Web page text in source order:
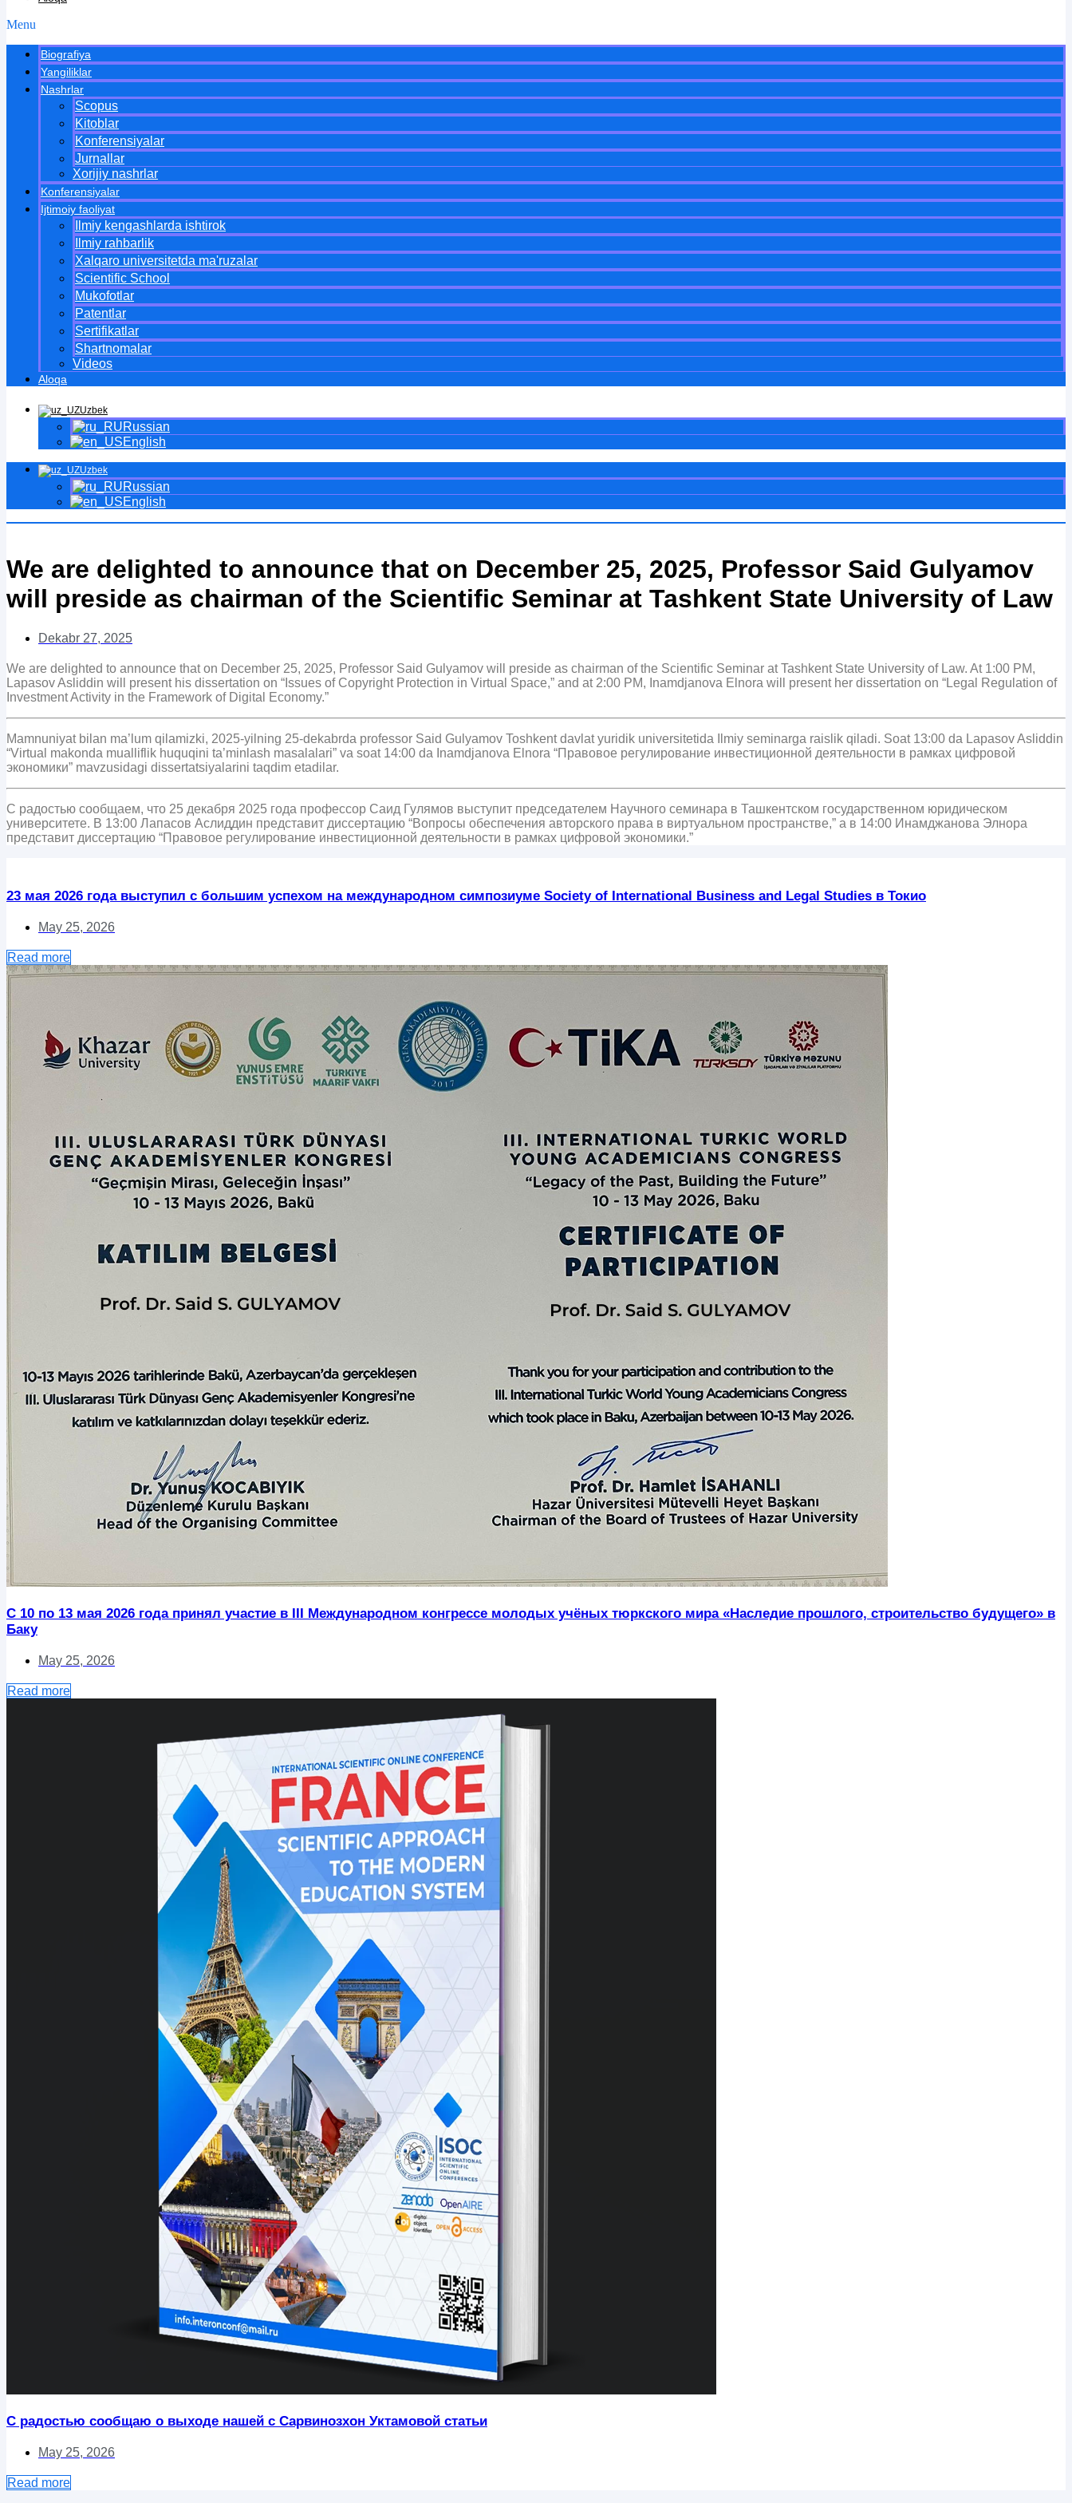
Menu
Biografiya
Yangiliklar
Nashrlar
Scopus
Kitoblar
Konferensiyalar
Jurnallar
Xorijiy nashrlar
Konferensiyalar
Ijtimoiy faoliyat
Ilmiy kengashlarda ishtirok
Ilmiy rahbarlik
Xalqaro universitetda ma'ruzalar
Scientific School
Mukofotlar
Patentlar
Sertifikatlar
Shartnomalar
Videos
Aloqa
Uzbek
Russian
English
Uzbek
Russian
English
We are delighted to announce that on December 25, 2025, Professor Said Gulyamov
will preside as chairman of the Scientific Seminar at Tashkent State University of Law
Dekabr 27, 2025
We are delighted to announce that on December 25, 2025, Professor Said Gulyamov will preside as chairman of the Scientific Seminar at Tashkent State University of Law. At 1:00 PM,
Lapasov Asliddin will present his dissertation on “Issues of Copyright Protection in Virtual Space,” and at 2:00 PM, Inamdjanova Elnora will present her dissertation on “Legal Regulation of
Investment Activity in the Framework of Digital Economy.”
Mamnuniyat bilan ma’lum qilamizki, 2025-yilning 25-dekabrda professor Said Gulyamov Toshkent davlat yuridik universitetida Ilmiy seminarga raislik qiladi. Soat 13:00 da Lapasov Asliddin
“Virtual makonda mualliflik huquqini ta’minlash masalalari” va soat 14:00 da Inamdjanova Elnora “Правовое регулирование инвестиционной деятельности в рамках цифровой
экономики” mavzusidagi dissertatsiyalarini taqdim etadilar.
С радостью сообщаем, что 25 декабря 2025 года профессор Саид Гулямов выступит председателем Научного семинара в Ташкентском государственном юридическом
университете. В 13:00 Лапасов Аслиддин представит диссертацию “Вопросы обеспечения авторского права в виртуальном пространстве,” а в 14:00 Инамджанова Элнора
представит диссертацию “Правовое регулирование инвестиционной деятельности в рамках цифровой экономики.”
23 мая 2026 года выступил с большим успехом на международном симпозиуме Society of International Business and Legal Studies в Токио
May 25, 2026
Read more
С 10 по 13 мая 2026 года принял участие в III Международном конгрессе молодых учёных тюркского мира «Наследие прошлого, строительство будущего» в
Баку
May 25, 2026
Read more
С радостью сообщаю о выходе нашей с Сарвинозхон Уктамовой статьи
May 25, 2026
Read more